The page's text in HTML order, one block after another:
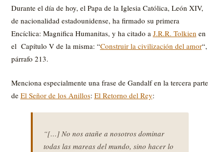
Durante el día de hoy, el Papa de la Iglesia Católica, León XIV,
de nacionalidad estadounidense, ha firmado su primera
Encíclica: Magnifica Humanitas, y ha citado a J.R.R. Tolkien en
el Capítulo V de la misma: “Construir la civilización del amor“,
párrafo 213.
Menciona especialmente una frase de Gandalf en la tercera parte
de El Señor de los Anillos: El Retorno del Rey:
“[…] No nos atañe a nosotros dominar
todas las mareas del mundo, sino hacer lo